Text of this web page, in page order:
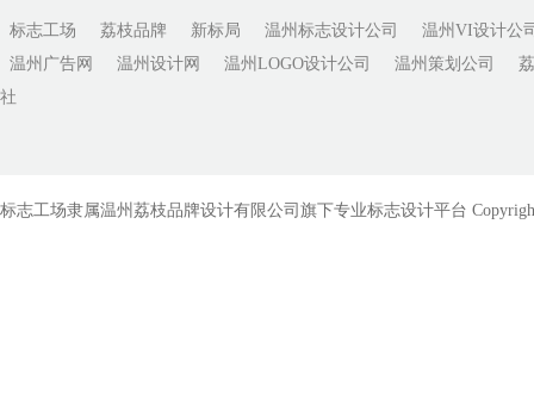
标志工场 荔枝品牌 新标局 温州标志设计公司
温州VI设计公
温州广告网
温州设计网 温州LOGO设计公司 温州策划公司
社
标志工场隶属温州荔枝品牌设计有限公司旗下专业标志设计平台